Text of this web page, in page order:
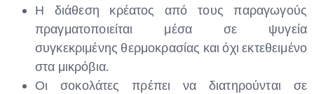
Η διάθεση κρέατος από τους παραγωγούς
πραγματοποιείται μέσα σε ψυγεία
συγκεκριμένης θερμοκρασίας και όχι εκτεθειμένο
στα μικρόβια.
Οι σοκολάτες πρέπει να διατηρούνται σε